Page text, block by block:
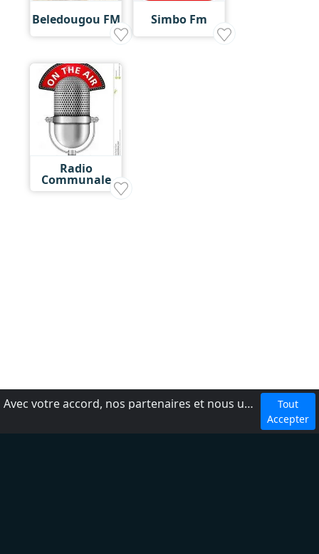
Beledougou FM Simbo Fm
Radio
Communale
Avec votre accord, nos partenaires et nous utilisons des cookies ou technologies similaires pour stocker et accéder à vos informations personnelles, comme votre visite sur ce site.
Tout
Accepter